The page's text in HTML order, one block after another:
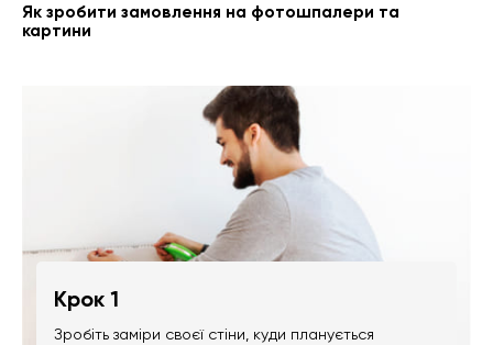
Як зробити замовлення на фотошпалери та
картини
Крок 1
Зробіть заміри своєї стіни, куди планується